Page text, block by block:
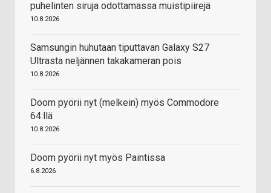
puhelinten siruja odottamassa muistipiirejä
10.8.2026
Samsungin huhutaan tiputtavan Galaxy S27
Ultrasta neljännen takakameran pois
10.8.2026
Doom pyörii nyt (melkein) myös Commodore
64:llä
10.8.2026
Doom pyörii nyt myös Paintissa
6.8.2026